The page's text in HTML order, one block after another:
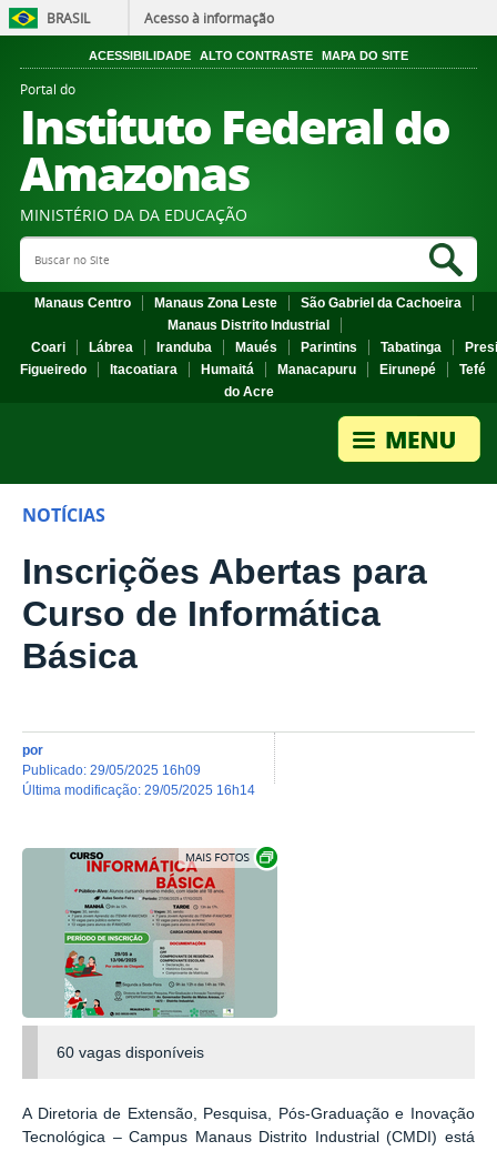
BRASIL Acesso à informação
ACESSIBILIDADE ALTO CONTRASTE MAPA DO SITE
Portal do
Instituto Federal do
Amazonas
MINISTÉRIO DA DA EDUCAÇÃO
Search Site
Manaus Centro Manaus Zona Leste
São Gabriel da Cachoeira
Manaus Distrito Industrial
Coari
Lábrea Iranduba Maués Parintins Tabatinga
Figueiredo
Itacoatiara Humaitá Manacapuru Eirunepé
Tefé
do Acre
NOTÍCIAS
Inscrições Abertas para
Curso de Informática
Básica
por
publicado: 29/05/2025 16h09
última modificação: 29/05/2025 16h14
60 vagas disponíveis
A Diretoria de Extensão, Pesquisa, Pós-Graduação e Inovação
Tecnológica – Campus Manaus Distrito Industrial (CMDI) está